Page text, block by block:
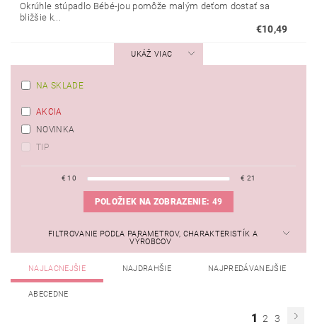
Okrúhle stúpadlo Bébé-jou pomôže malým deťom dostať sa
bližšie k...
€10,49
UKÁŽ VIAC
NA SKLADE
AKCIA
NOVINKA
TIP
€10 € 21
POLOŽIEK NA ZOBRAZENIE: 49
FILTROVANIE PODĽA PARAMETROV, CHARAKTERISTÍK A
VÝROBCOV
NAJLACNEJŠIE NAJDRAHŠIE NAJPREDÁVANEJŠIE
ABECEDNE
1 2
3